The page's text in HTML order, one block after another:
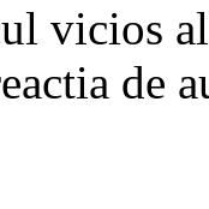
vicios
de